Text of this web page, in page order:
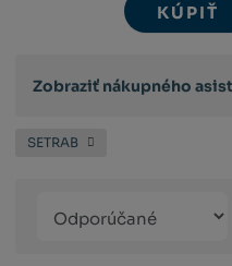
KÚPIŤ
Zobraziť nákupného
SETRAB
produktů